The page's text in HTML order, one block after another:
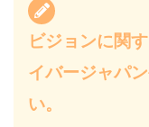
ビジョンに関
イバージャパ
い。